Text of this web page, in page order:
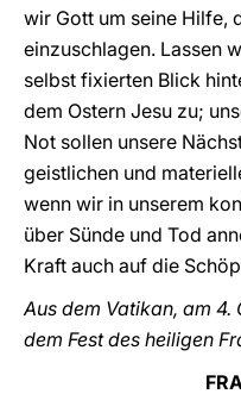
wir Gott um seine Hilfe,
einzuschlagen. Lassen
selbst fixierten Blick
dem Ostern Jesu zu;
Not sollen unsere
geistlichen und
wenn wir in unserem
über Sünde und Tod
Kraft auch auf die
Aus dem Vatikan, am 4.
dem Fest des heiligen